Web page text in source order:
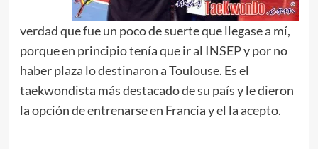
verdad que fue un poco de suerte que llegase a mí,
porque en principio tenía que ir al INSEP y por no
haber plaza lo destinaron a Toulouse. Es el
taekwondista más destacado de su país y le dieron
la opción de entrenarse en Francia y el la acepto.